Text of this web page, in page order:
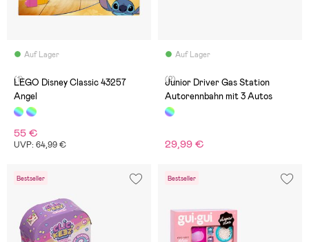
Auf Lager
(1)
LEGO Disney Classic 43257
Angel
55 €
UVP: 64,99 €
Auf Lager
(2)
Junior Driver Gas Station
Autorennbahn mit 3 Autos
29,99 €
Bestseller Bestseller